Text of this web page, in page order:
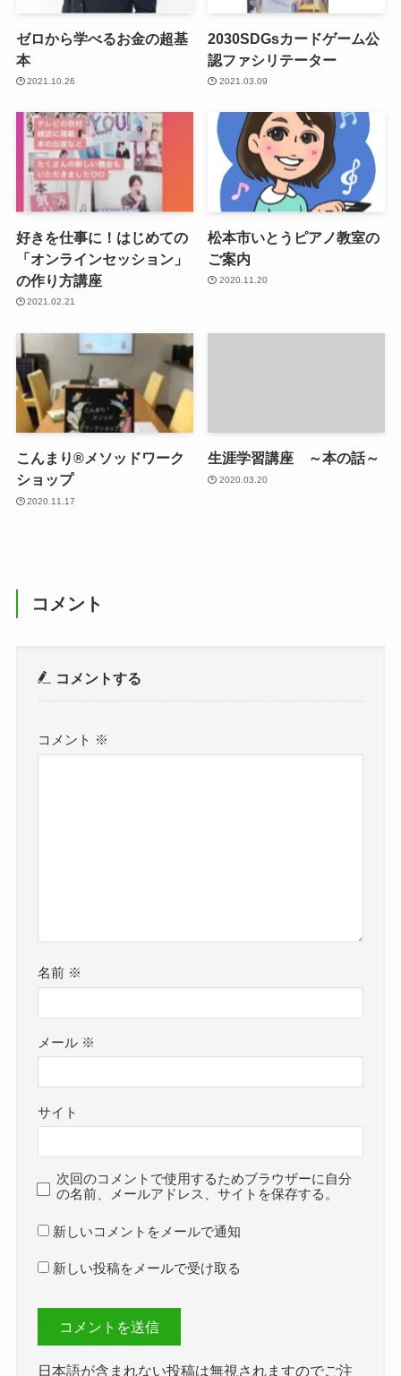
ゼロから学べるお金の超基
本
2021.10.26
2030SDGsカードゲーム公
認ファシリテーター
2021.03.09
好きを仕事に！はじめての
「オンラインセッション」
の作り方講座
2021.02.21
松本市いとうピアノ教室の
ご案内
2020.11.20
こんまり®︎メソッドワーク
ショップ
2020.11.17
生涯学習講座 ～本の話～
2020.03.20
コメント
コメントする
コメント ※
名前 ※
メール ※
サイト
次回のコメントで使用するためブラウザーに自分
の名前、メールアドレス、サイトを保存する。
新しいコメントをメールで通知
新しい投稿をメールで受け取る
日本語が含まれない投稿は無視されますのでご注